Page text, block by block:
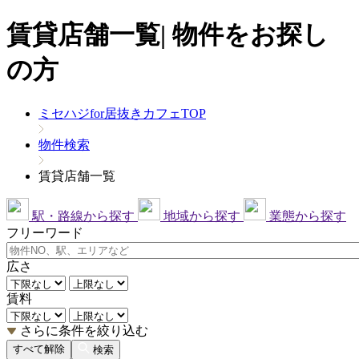
賃貸店舗一覧| 物件をお探し
の方
ミセハジfor居抜きカフェTOP
物件検索
賃貸店舗一覧
駅・路線から探す 地域から探す
業態から探す
フリーワード
広さ
賃料
さらに条件を絞り込む
すべて解除 検索